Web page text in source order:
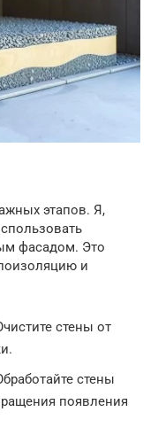
этапов. Я,
фасадом. Это
и
стены от
стены
появления